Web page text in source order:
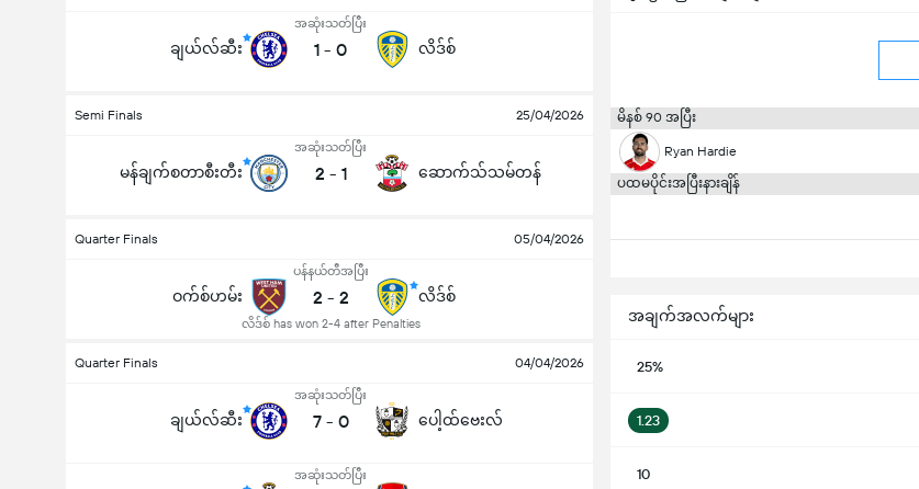
ချယ်လ်ဆီး
အဆုံးသတ်ပြီး
1 - 0 လိဒ်စ်
Semi Finals 25/04/2026
မန်ချက်စတာစီးတီး
အဆုံးသတ်ပြီး
2 - 1 ဆောက်သ်သမ်တန်
Quarter Finals 05/04/2026
ဝက်စ်ဟမ်း
ပန်နယ်တီအပြီး
2 - 2
လိဒ်စ် has won 2-4 after Penalties
လိဒ်စ်
Quarter Finals 04/04/2026
ချယ်လ်ဆီး
အဆုံးသတ်ပြီး
7 - 0 ပေါ့ထ်ဗေးလ်
အဆုံးသတ်ပြီး
မိနစ် 90 အပြီး
Ryan Hardie
ပထမပိုင်းအပြီးနားချိန်
အချက်အလက်များ
25%
1.23
10